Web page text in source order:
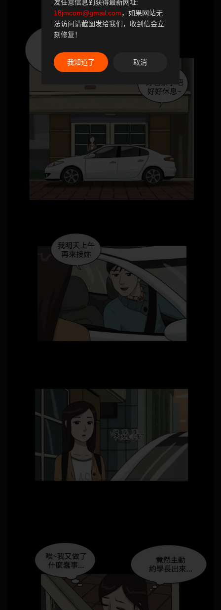
发任意信息到获得最新网址:
18jmcom@gmail.com，如果网站无
法访问请截图发给我们，收到信会立
刻修复！
我知道了 取消